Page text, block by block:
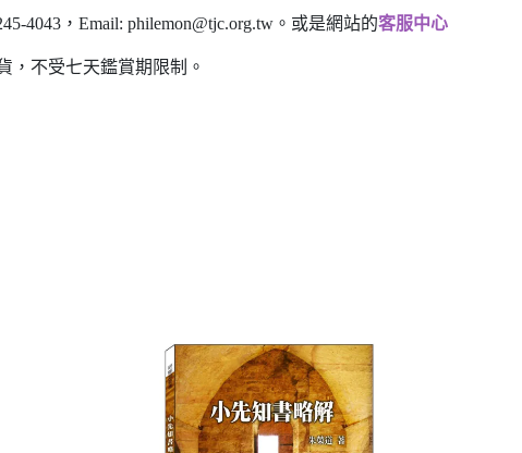
4043，Email: philemon@tjc.org.tw 。或是網站的客服中心
，不受七天鑑賞期限制。